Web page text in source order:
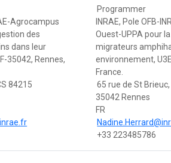
Agrocampus
des
dans leur
35042, Rennes,
84215
Programmer
INRAE, Pole OFB-
Ouest-UPPA pour
migrateurs
environnement,
France.
65 rue de St
35042 Rennes
FR
+33 223485786